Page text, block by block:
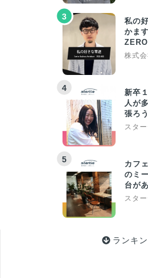
3
私の
かま
株式
4
新卒
人が
張ろ
スタ
5
カフ
のミ
台が
スタ
ランキ